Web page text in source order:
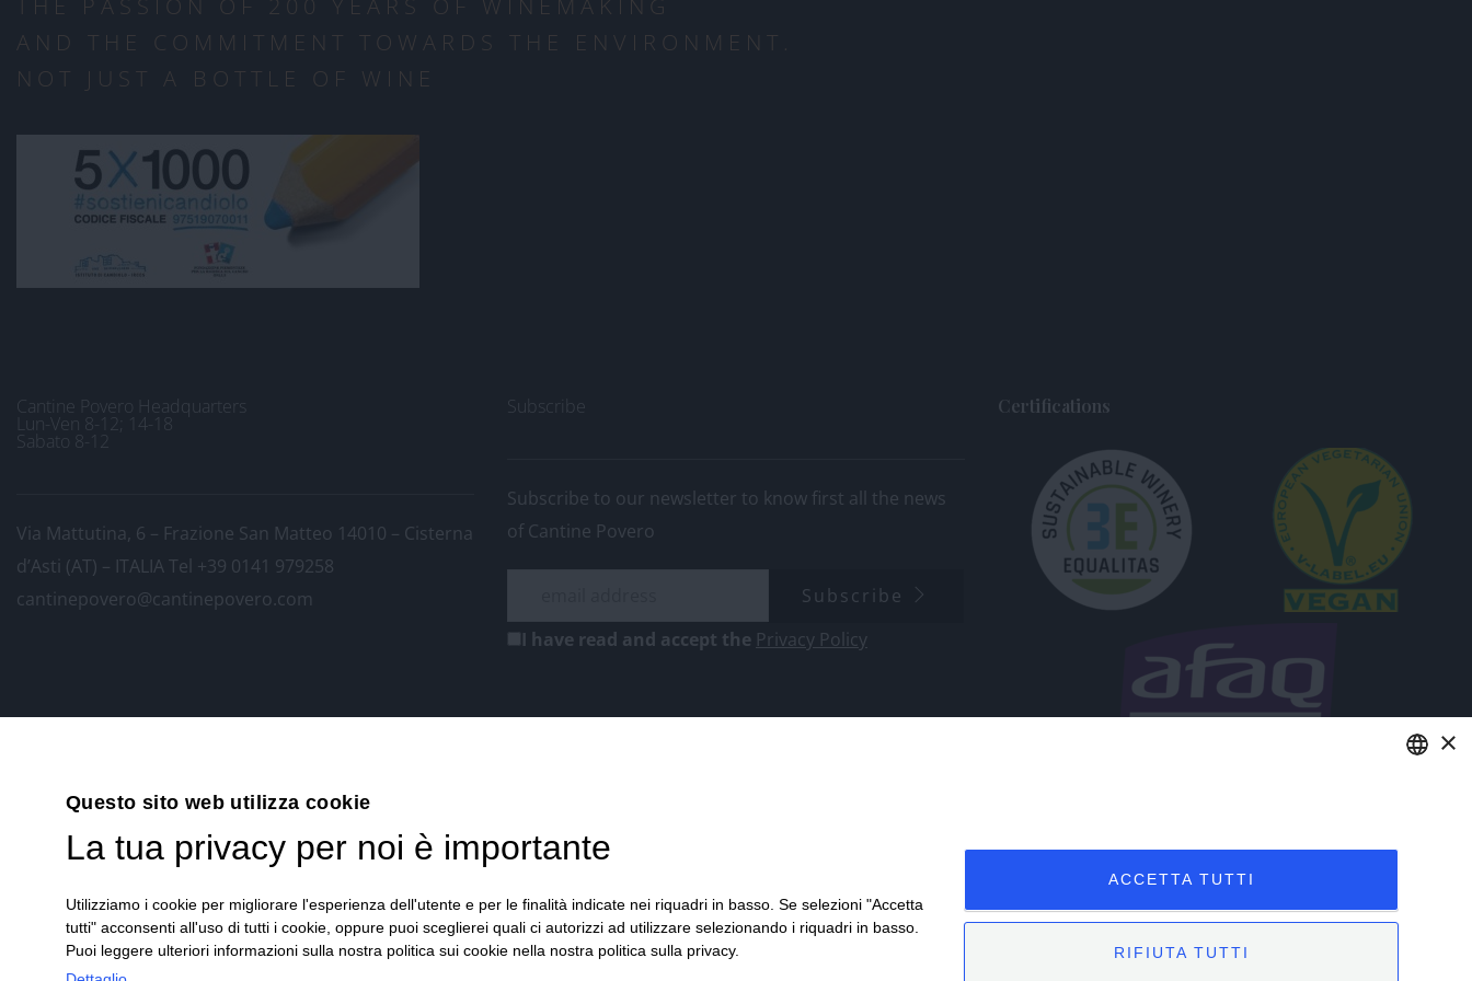
THE PASSION OF 200 YEARS OF WINEMAKING
AND THE COMMITMENT TOWARDS THE ENVIRONMENT.
NOT JUST A BOTTLE OF WINE
Cantine Povero Headquarters
Lun-Ven 8-12; 14-18
Sabato 8-12
Via Mattutina, 6 – Frazione San Matteo 14010 – Cisterna
d’Asti (AT) – ITALIATel +39 0141 979258
cantinepovero@cantinepovero.com
Subscribe
Subscribe to our newsletter to know first all the news
of Cantine Povero
Subscribe
I have read and accept the Privacy Policy
Certifications
×
Questo sito web utilizza cookie
La tua privacy per noi è importante
Utilizziamo i cookie per migliorare l'esperienza dell'utente e per le finalità indicate nei riquadri in basso. Se selezioni "Accetta
tutti" acconsenti all'uso di tutti i cookie, oppure puoi sceglierei quali ci autorizzi ad utilizzare selezionando i riquadri in basso.
Puoi leggere ulteriori informazioni sulla nostra politica sui cookie nella nostra politica sulla privacy.
ACCETTA TUTTI
RIFIUTA TUTTI